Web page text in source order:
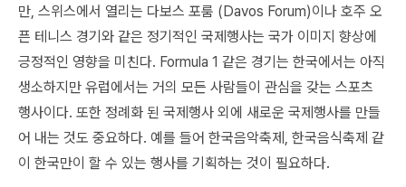
만, 스위스에서 열리는 다보스 포룸 (Davos Forum)이나 호주 오
픈 테니스 경기와 같은 정기적인 국제행사는 국가 이미지 향상에
긍정적인 영향을 미친다. Formula 1 같은 경기는 한국에서는 아직
생소하지만 유럽에서는 거의 모든 사람들이 관심을 갖는 스포츠
행사이다. 또한 정례화 된 국제행사 외에 새로운 국제행사를 만들
어 내는 것도 중요하다. 예를 들어 한국음악축제, 한국음식축제 같
이 한국만이 할 수 있는 행사를 기획하는 것이 필요하다.